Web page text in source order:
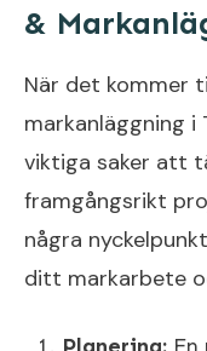
&
När det kommer
markanläggning i
viktiga saker att
framgångsrikt
några
ditt markarbete
Planering: